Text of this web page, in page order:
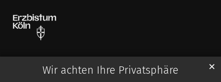
Wir achten Ihre Privatsphäre ✕